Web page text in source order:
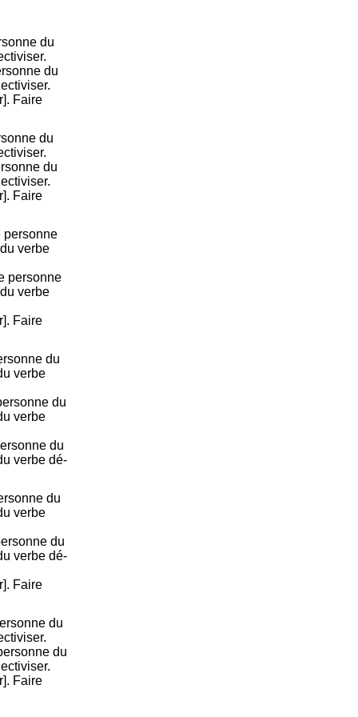
du
du
Faire
du
du
Faire
personne
verbe
personne
verbe
Faire
du
verbe
du
verbe
du
verbe dé-
du
verbe
du
verbe dé-
Faire
du
du
Faire